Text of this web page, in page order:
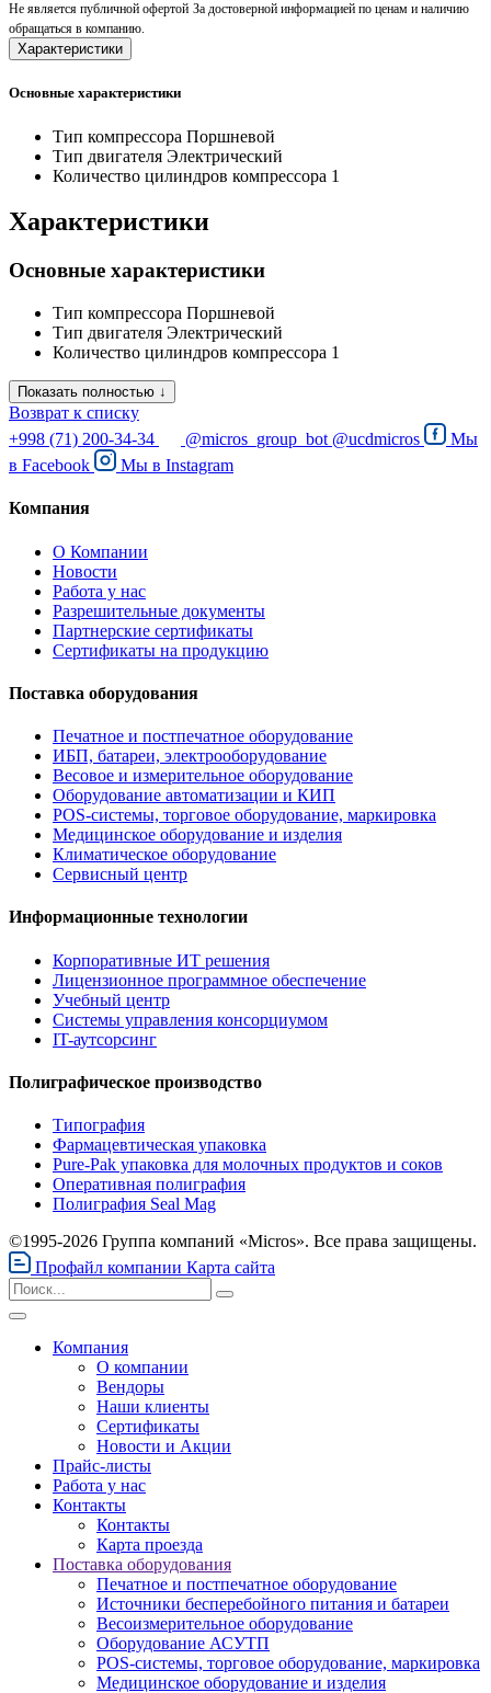
Не является публичной офертой За достоверной информацией по ценам и наличию
обращаться в компанию.
Характеристики
Основные характеристики
Тип компрессора Поршневой
Тип двигателя Электрический
Количество цилиндров компрессора 1
Характеристики
Основные характеристики
Тип компрессора Поршневой
Тип двигателя Электрический
Количество цилиндров компрессора 1
Показать полностью ↓
Возврат к списку
+998 (71) 200-34-34
@micros_group_bot @ucdmicros
Мы
в Facebook Мы в Instagram
Компания
О Компании
Новости
Работа у нас
Разрешительные документы
Партнерские сертификаты
Сертификаты на продукцию
Поставка оборудования
Печатное и постпечатное оборудование
ИБП, батареи, электрооборудование
Весовое и измерительное оборудование
Оборудование автоматизации и КИП
POS-системы, торговое оборудование, маркировка
Медицинское оборудование и изделия
Климатическое оборудование
Сервисный центр
Информационные технологии
Корпоративные ИТ решения
Лицензионное программное обеспечение
Учебный центр
Системы управления консорциумом
IT-аутсорсинг
Полиграфическое производство
Типография
Фармацевтическая упаковка
Pure-Pak упаковка для молочных продуктов и соков
Оперативная полиграфия
Полиграфия Seal Mag
©1995-2026 Группа компаний «Micros». Все права защищены.
Профайл компании Карта сайта
Компания
О компании
Вендоры
Наши клиенты
Сертификаты
Новости и Акции
Прайс-листы
Работа у нас
Контакты
Контакты
Карта проезда
Поставка оборудования
Печатное и постпечатное оборудование
Источники бесперебойного питания и батареи
Весоизмерительное оборудование
Оборудование АСУТП
POS-системы, торговое оборудование, маркировка
Медицинское оборудование и изделия